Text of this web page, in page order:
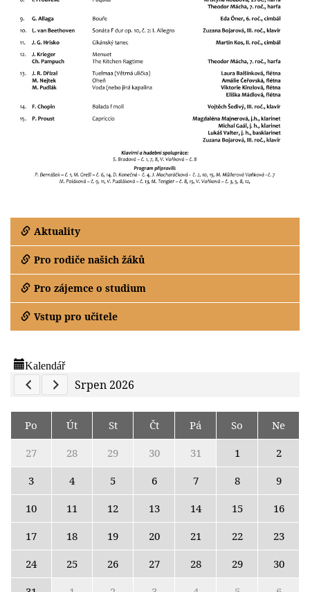
Aktuality
Pro rodiče našich žáků
Pro zájemce o studium
Vstup pro učitele
Kalendář
Previous Calendar
Next Calendar
Srpen 2026
Po Út St Čt Pá So
Ne
27
28 29 30 31 1
2
3
4 5 6 7 8
9
10
11 12 13 14 15
16
17
18 19 20 21 22
23
24
25 26 27 28 29
30